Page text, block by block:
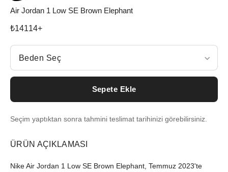
Air Jordan 1 Low SE Brown Elephant
₺14114+
Beden Seç
Beden Seç
Sepete Ekle
Seçim yaptıktan sonra tahmini teslimat tarihinizi görebilirsiniz.
ÜRÜN AÇIKLAMASI
Nike Air Jordan 1 Low SE Brown Elephant, Temmuz 2023'te